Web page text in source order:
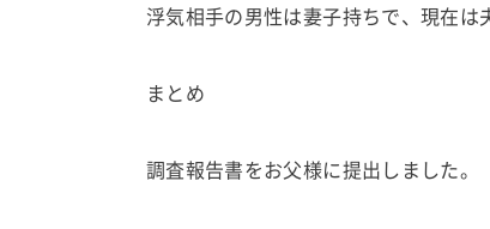
浮気相手の男性は妻子持ちで、現在は
まとめ
調査報告書をお父様に提出しました。